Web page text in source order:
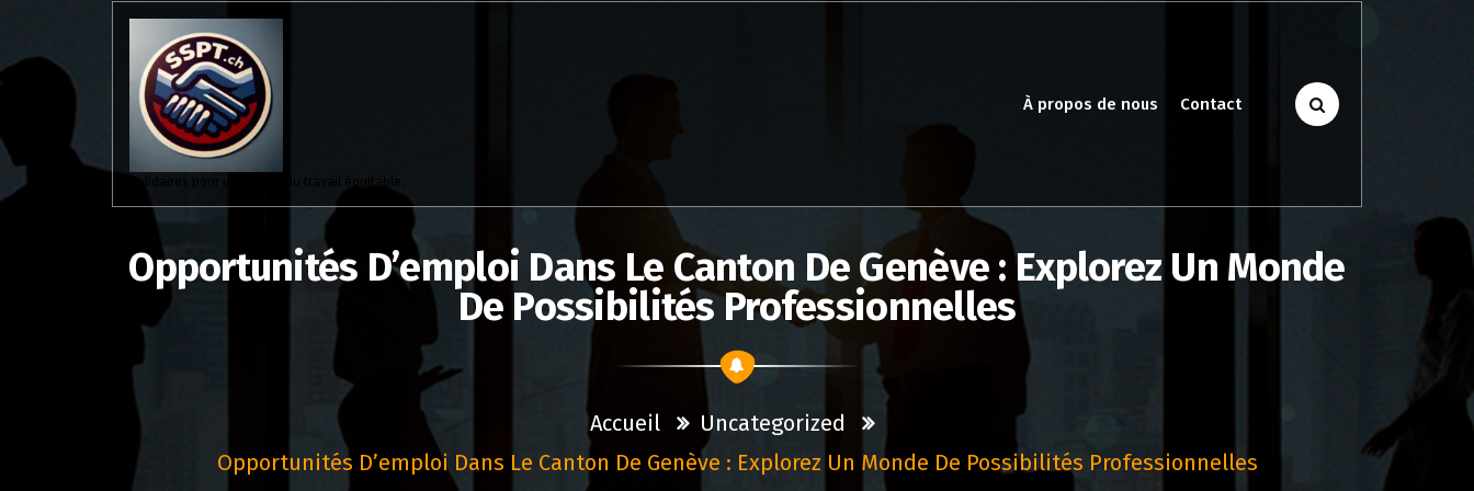
contenu
À propos de nous Contact
Opportunités D’emploi Dans Le Canton De Genève : Explorez Un Monde
De Possibilités Professionnelles
Accueil
Uncategorized
Opportunités D’emploi Dans Le Canton De Genève : Explorez Un Monde De Possibilités Professionnelles